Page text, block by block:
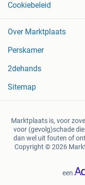
Cookiebeleid
Over Marktplaats
Perskamer
2dehands
Sitemap
Marktplaats is, voor
voor (gevolg)schade
dan wel uit fouten of
Copyright © 2026
een